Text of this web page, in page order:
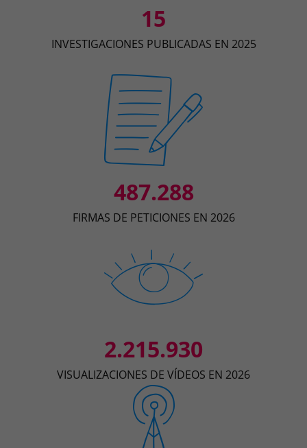
15
INVESTIGACIONES PUBLICADAS EN 2025
487.288
FIRMAS DE PETICIONES EN 2026
2.215.930
VISUALIZACIONES DE VÍDEOS EN 2026